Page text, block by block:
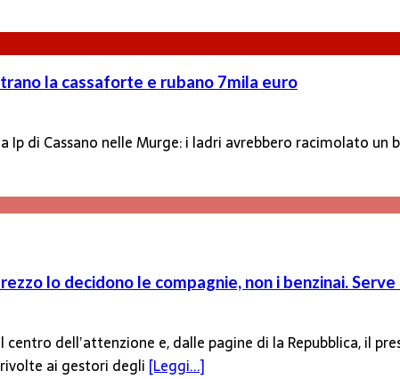
la cassaforte e rubano 7mila euro
di Cassano nelle Murge: i ladri avrebbero racimolato
lo decidono le compagnie, non i benzinai.
dell’attenzione e, dalle pagine di la Repubblica, il
ai gestori degli [Leggi...]